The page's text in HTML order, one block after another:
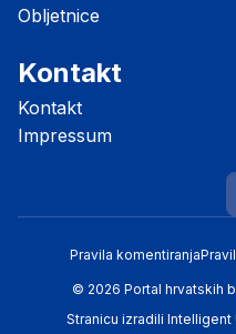
Obljetnice
Kontakt
Kontakt
Impressum
Pravila komentiranja
© 2026 Portal hrvatskih
Stranicu izradili Intelligent